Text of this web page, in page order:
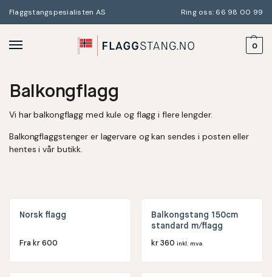
Flaggstangspesialisten AS Ring oss: 66 98 00 99
0
Balkongflagg
Vi har balkongflagg med kule og flagg i flere lengder.
Balkongflaggstenger er lagervare og kan sendes i posten eller
hentes i vår butikk.
Norsk flagg
Fra kr600
Balkongstang 150cm
standard m/flagg
kr360 inkl. mva